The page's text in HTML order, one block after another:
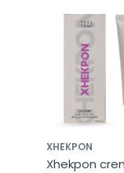
XHEKPON
Xhekpon